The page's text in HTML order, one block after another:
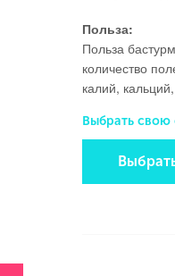
Польза:
Польза
количество
калий,
Выбрать свою